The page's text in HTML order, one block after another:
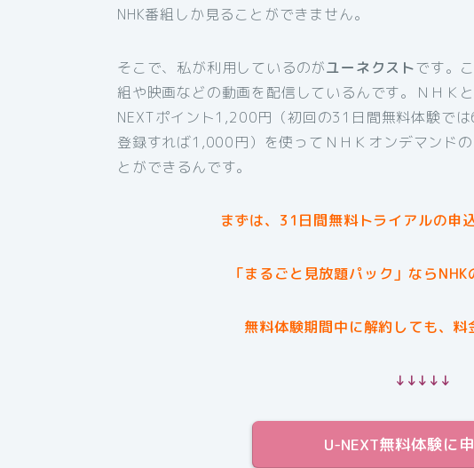
NHK番組しか見ることができません。
そこで、私が利用しているのがユーネクストです。
組や映画などの動画を配信しているんです。ＮＨＫ
NEXTポイント1,200円（初回の31日間無料体験で
登録すれば1,000円）を使ってＮＨＫオンデマンド
とができるんです。
まずは、31日間無料トライアルの申
「まるごと見放題パック」ならNHK
無料体験期間中に解約しても、料
↓↓↓↓↓
U-NEXT無料体験に